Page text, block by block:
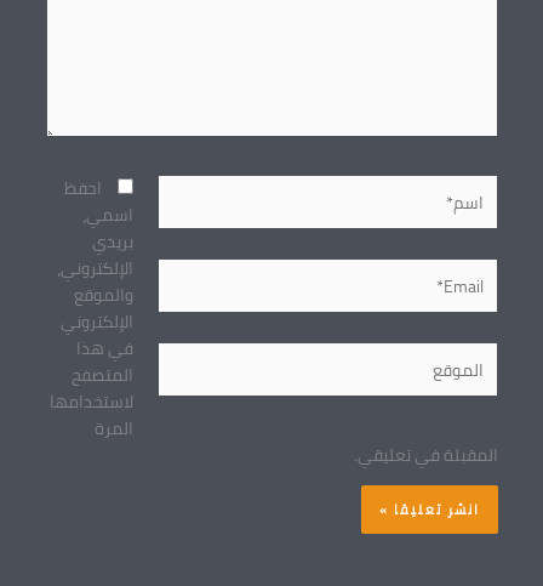
اسم*
Email*
الموقع
احفظ
اسمي،
بريدي
الإلكتروني،
والموقع
الإلكتروني
في هذا
المتصفح
لاستخدامها
المرة
المقبلة في تعليقي.